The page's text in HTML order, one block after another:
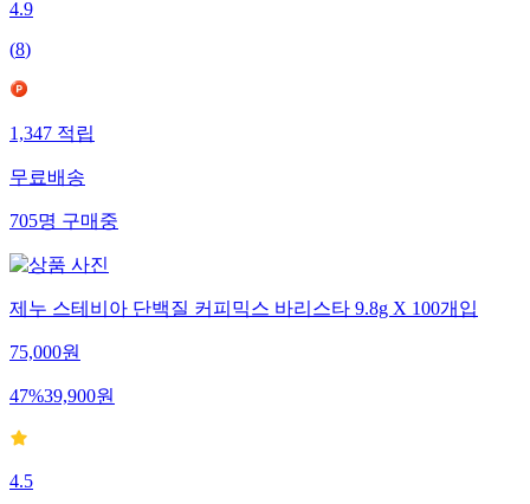
4.9
(8)
1,347적립
무료배송
705명구매중
제누 스테비아 단백질 커피믹스 바리스타 9.8g X 100개입
75,000원
47%39,900원
4.5